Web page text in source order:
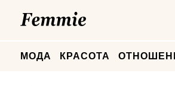
МОДА КРАСОТА